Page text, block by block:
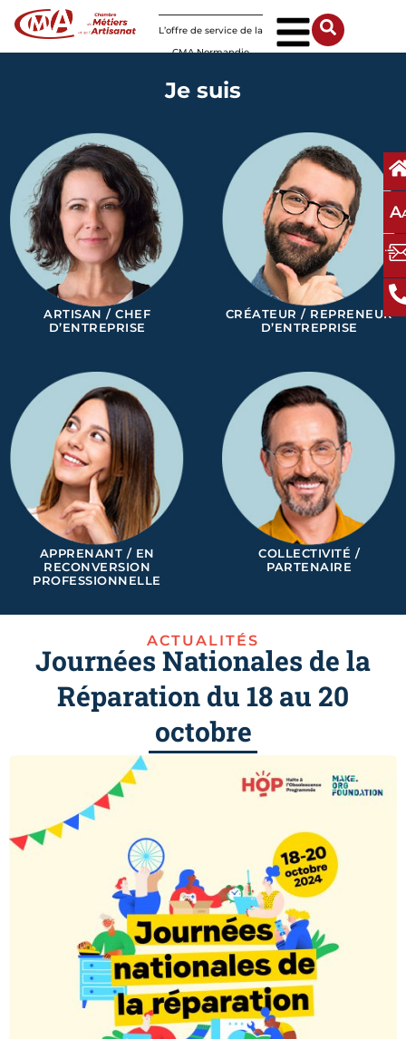
L’offre de service de la
CMA Normandie
A
Je suis
ARTISAN / CHEF
D’ENTREPRISE
CRÉATEUR / REPRENEUR
D’ENTREPRISE
APPRENANT / EN
RECONVERSION
PROFESSIONNELLE
COLLECTIVITÉ /
PARTENAIRE
ACTUALITÉS
Journées Nationales de la
Réparation du 18 au 20
octobre
Panneau de gestion des cookies